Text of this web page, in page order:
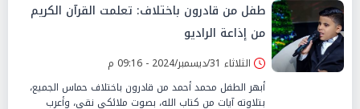
طفل من قادرون باختلاف: تعلمت القرآن الكريم
من إذاعة الراديو
الثلاثاء 31/ديسمبر/2024 - 09:16 م
أبهر الطفل محمد أحمد من قادرون باختلاف حماس الجميع،
بتلاوته آيات من كتاب الله، بصوت ملائكي نقي، وأعرب